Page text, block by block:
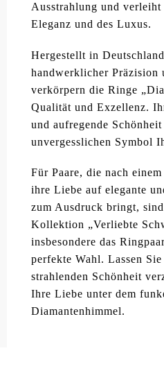
Ausstrahlung und
Eleganz und des Luxus.
Hergestellt in
handwerklicher Präzision
verkörpern die Ringe
Qualität und Exzellenz.
und aufregende
unvergesslichen Symbol
Für Paare, die nach
ihre Liebe auf elegante
zum Ausdruck bringt,
Kollektion „Verliebte
insbesondere das
perfekte Wahl. Lassen
strahlenden Schönheit
Ihre Liebe unter dem
Diamantenhimmel.